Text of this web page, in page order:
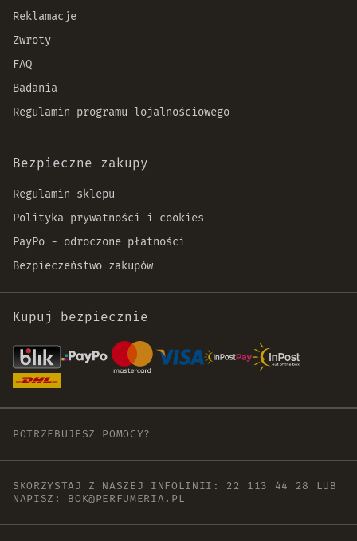
Reklamacje
Zwroty
FAQ
Badania
Regulamin programu lojalnościowego
Bezpieczne zakupy
Regulamin sklepu
Polityka prywatności i cookies
PayPo - odroczone płatności
Bezpieczeństwo zakupów
Kupuj bezpiecznie
POTRZEBUJESZ POMOCY?
SKORZYSTAJ Z NASZEJ INFOLINII: 22 113 44 28
LUB
NAPISZ: BOK@PERFUMERIA.PL